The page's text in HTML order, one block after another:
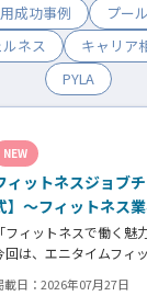
成功事例
プー
ルネス キャリア
PYLA
NEW
ィットネスジョブ
】～フィットネス
採用したい人材～
「フィットネスで働く魅
回は、エニタイムフィ
載日： 2026年07月27日